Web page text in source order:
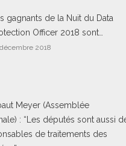
gagnants de la Nuit du Data
Officer 2018 sont…
2018
Meyer (Assemblée
: “Les députés sont aussi
de traitements des